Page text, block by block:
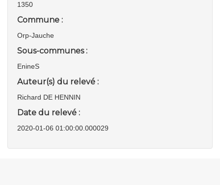
1350
Commune :
Orp-Jauche
Sous-communes :
EnineS
Auteur(s) du relevé :
Richard DE HENNIN
Date du relevé :
2020-01-06 01:00:00.000029